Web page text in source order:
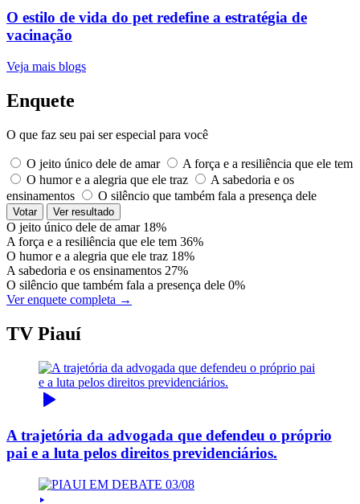
O estilo de vida do pet redefine a estratégia de
vacinação
Veja mais blogs
Enquete
O que faz seu pai ser especial para você
O jeito único dele de amar
A força e a resiliência que ele tem
O humor e a alegria que ele traz
A sabedoria e os
ensinamentos
O silêncio que também fala a presença dele
Votar Ver resultado
O jeito único dele de amar 18%
A força e a resiliência que ele tem 36%
O humor e a alegria que ele traz 18%
A sabedoria e os ensinamentos 27%
O silêncio que também fala a presença dele 0%
Ver enquete completa →
TV Piauí
A trajetória da advogada que defendeu o próprio
pai e a luta pelos direitos previdenciários.